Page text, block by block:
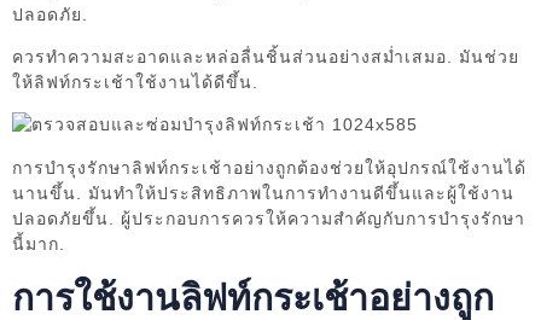
ปลอดภัย.
ควรทำความสะอาดและหล่อลื่นชิ้นส่วนอย่างสม่ำเสมอ. มันช่วย
ให้ลิฟท์กระเช้าใช้งานได้ดีขึ้น.
การบำรุงรักษาลิฟท์กระเช้าอย่างถูกต้องช่วยให้อุปกรณ์ใช้งานได้
นานขึ้น. มันทำให้ประสิทธิภาพในการทำงานดีขึ้นและผู้ใช้งาน
ปลอดภัยขึ้น. ผู้ประกอบการควรให้ความสำคัญกับการบำรุงรักษา
นี้มาก.
การใช้งานลิฟท์กระเช้าอย่างถูก